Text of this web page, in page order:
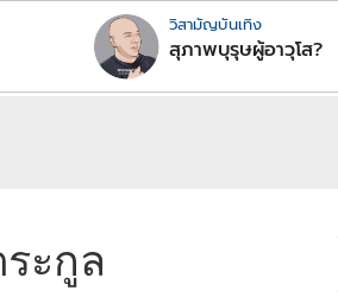
วิสามัญบันเทิง
สุภาพบุรุษผู้อาวุโส?
ะกูล